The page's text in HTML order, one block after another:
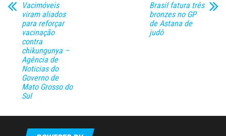
Vacimóveis
viram aliados
para reforçar
vacinação
contra
chikungunya –
Agência de
Noticias do
Governo de
Mato Grosso do
Sul
Brasil fatura três
bronzes no GP
de Astana de
judô